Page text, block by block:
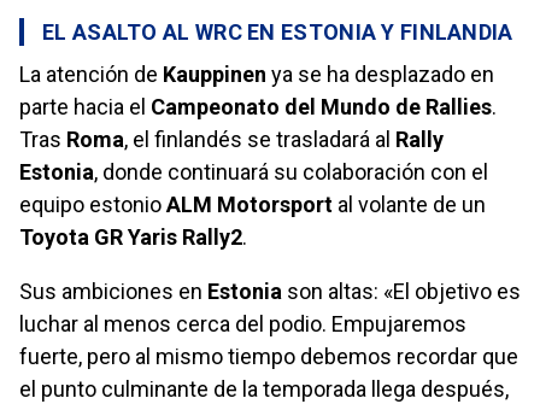
EL ASALTO AL WRC EN ESTONIA Y FINLANDIA
La atención de Kauppinen ya se ha desplazado en
parte hacia el Campeonato del Mundo de Rallies.
Tras Roma, el finlandés se trasladará al Rally
Estonia, donde continuará su colaboración con el
equipo estonioALM Motorsport al volante de un
Toyota GR Yaris Rally2.
Sus ambiciones en Estonia son altas: «El objetivo es
luchar al menos cerca del podio. Empujaremos
fuerte, pero al mismo tiempo debemos recordar que
el punto culminante de la temporada llega después,